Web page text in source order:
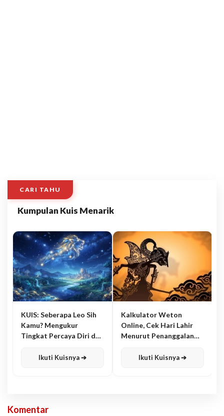
CARI TAHU
Kumpulan Kuis Menarik
KUIS: Seberapa Leo Sih
Kamu? Mengukur
Tingkat Percaya Diri dan
Ikuti Kuisnya ➔
Kalkulator Weton
Online, Cek Hari Lahir
Menurut Penanggalan
Ikuti Kuisnya ➔
Komentar